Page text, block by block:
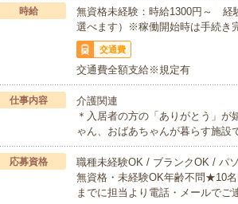
時給
無資格未経験：時給1300円～ 経
選べます）※稼働開始時は手続き
交通費
交通費全額支給※規定有
仕事内容
介護関連
＊入居者の方の「ありがとう」
ゃん、おばあちゃんが暮らす施
応募資格
職種未経験OK / ブランクOK / パ
無資格・未経験OK年齢不問★10
までに担当より電話・メールで